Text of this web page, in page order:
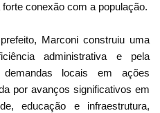
conexão com a população.
Marconi construiu uma
administrativa e pela
locais em ações
por avanços significativos em
educação e infraestrutura,